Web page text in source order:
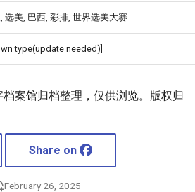
选美, 巴西, 彩排, 世界选美大赛
type(update needed)]
案馆归档整理，仅供浏览。版权归
Share on
February 26, 2025